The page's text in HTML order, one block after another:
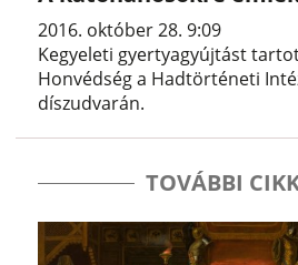
2016. október 28. 9:09
Kegyeleti gyertyagyújtást
Honvédség a Hadtörténeti
díszudvarán.
TOVÁBBI